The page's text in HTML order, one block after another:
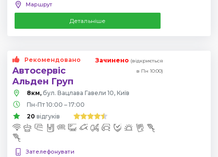
Маршрут
Детальніше
Рекомендовано
Автосервіс
Альден Груп
Зачинено (відкриється
в Пн 10:00)
8км, бул. Вацлава Гавели 10, Київ
Пн-Пт 10:00 – 17:00
20 відгуків
Зателефонувати